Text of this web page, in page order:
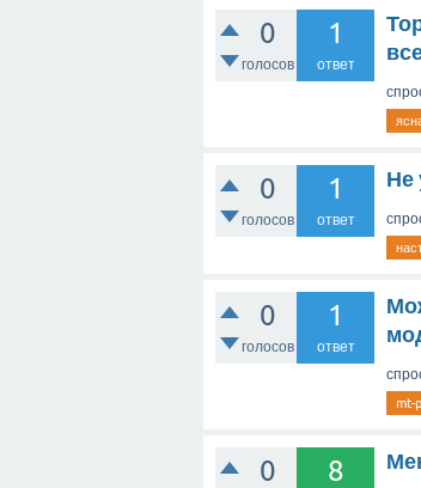
0
голосов
1
ответ
0
голосов
1
ответ
Не
0
голосов
1
ответ
mt-
0 8